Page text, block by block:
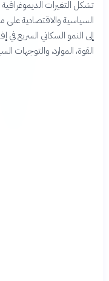
تشكل التغيرات
السياسية والاقتصادية
إلى النمو السكاني السريع
القوة، الموارد، والتوجهات